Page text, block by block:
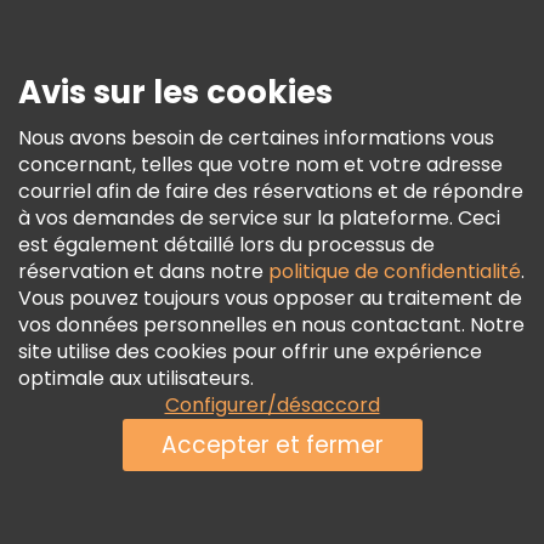
Conditions Générales Et Mentions Légales
Politique En Matière De Cookies
Freetour Prix
Programme De Fidélité
Avis sur les cookies
Nous avons besoin de certaines informations vous
concernant, telles que votre nom et votre adresse
courriel afin de faire des réservations et de répondre
à vos demandes de service sur la plateforme. Ceci
est également détaillé lors du processus de
réservation et dans notre politique de confidentialité.
Vous pouvez toujours vous opposer au traitement de
vos données personnelles en nous contactant. Notre
site utilise des cookies pour offrir une expérience
optimale aux utilisateurs.
Configurer/désaccord
Accepter et fermer